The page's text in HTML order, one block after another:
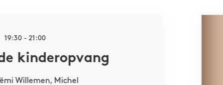
19:30 - 21:00
kinderopvang
Willemen, Michel